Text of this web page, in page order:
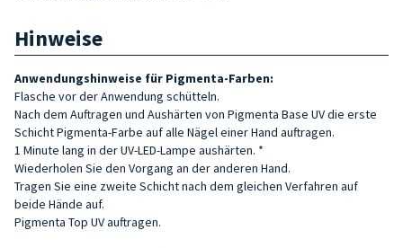
Hinweise
Anwendungshinweise für Pigmenta-Farben:
Flasche vor der Anwendung schütteln.
Nach dem Auftragen und Aushärten von Pigmenta Base UV die erste
Schicht Pigmenta-Farbe auf alle Nägel einer Hand auftragen.
1 Minute lang in der UV-LED-Lampe aushärten. *
Wiederholen Sie den Vorgang an der anderen Hand.
Tragen Sie eine zweite Schicht nach dem gleichen Verfahren auf
beide Hände auf.
Pigmenta Top UV auftragen.